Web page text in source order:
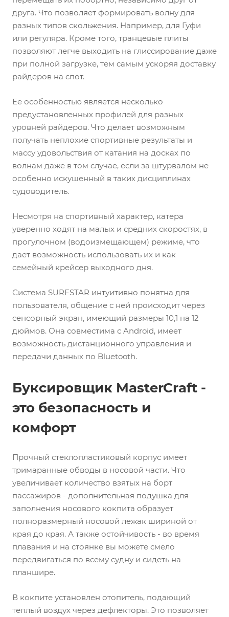
друга. Что позволяет формировать волну для
разных типов скольжения. Например, для Гуфи
или регуляра. Кроме того, транцевые плиты
позволяют легче выходить на глиссирование даже
при полной загрузке, тем самым ускоряя доставку
райдеров на спот.
Ее особенностью является несколько
предустановленных профилей для разных
уровней райдеров. Что делает возможным
получать неплохие спортивные результаты и
массу удовольствия от катания на досках по
волнам даже в том случае, если за штурвалом не
особенно искушенный в таких дисциплинах
судоводитель.
Несмотря на спортивный характер, катера
уверенно ходят на малых и средних скоростях, в
прогулочном (водоизмещающем) режиме, что
дает возможность использовать их и как
семейный крейсер выходного дня.
Система SURFSTAR интуитивно понятна для
пользователя, общение с ней происходит через
сенсорный экран, имеющий размеры 10,1 на 12
дюймов. Она совместима с Android, имеет
возможность дистанционного управления и
передачи данных по Bluetooth.
Буксировщик MasterCraft -
это безопасность и
комфорт
Прочный стеклопластиковый корпус имеет
тримаранные обводы в носовой части. Что
увеличивает количество взятых на борт
пассажиров - дополнительная подушка для
заполнения носового кокпита образует
полноразмерный носовой лежак шириной от
края до края. А также остойчивость - во время
плавания и на стоянке вы можете смело
передвигаться по всему судну и сидеть на
планшире.
В кокпите установлен отопитель, подающий
теплый воздух через дефлекторы. Это позволяет